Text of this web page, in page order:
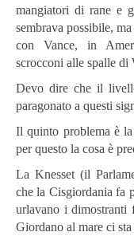
mangiatori di rane e
sembrava possibile,
con Vance, in
scrocconi alle spalle di
Devo dire che il
paragonato a questi
Il quinto problema è
per questo la cosa è
La Knesset (il
che la Cisgiordania fa
urlavano i dimostranti
Giordano al mare ci sta